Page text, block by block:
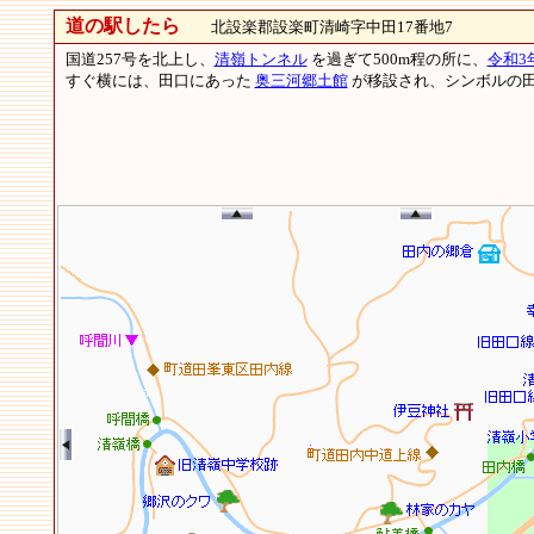
道の駅したら 北設楽郡設楽町清崎字中田17番地7
国道257号を北上し、 清嶺トンネルを過ぎて500m程の所に、 令和3
すぐ横には、田口にあった 奥三河郷土館が移設され、シンボルの